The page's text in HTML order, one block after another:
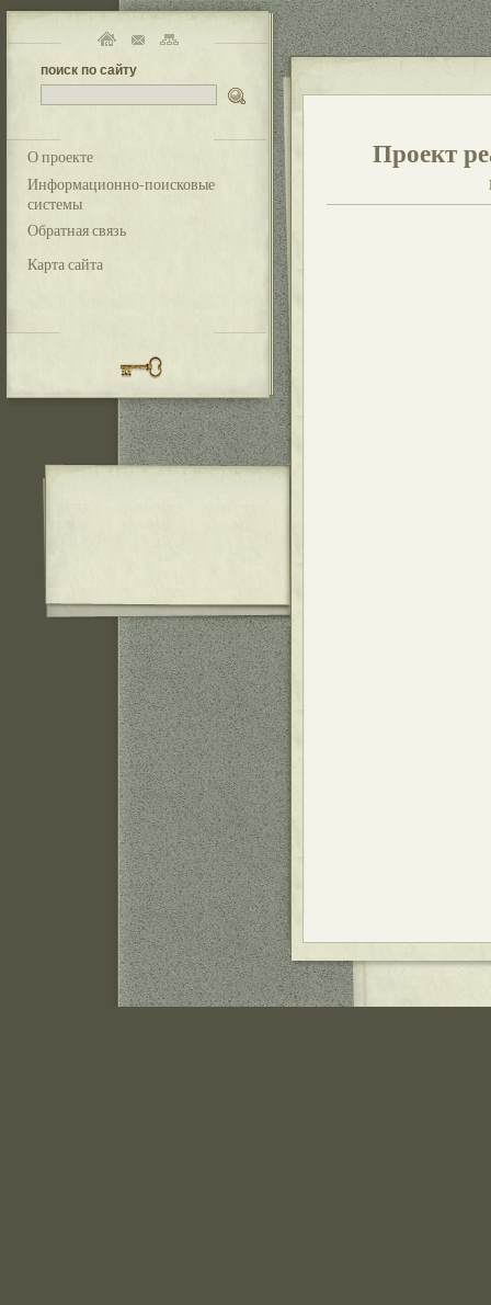
поиск по сайту
О проекте
Информационно-поисковые
системы
Обратная связь
Карта сайта
Проект